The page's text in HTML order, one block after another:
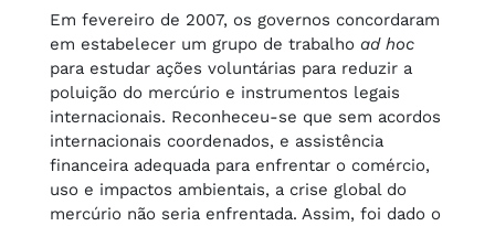
Em fevereiro de 2007, os governos concordaram
em estabelecer um grupo de trabalho ad hoc
para estudar ações voluntárias para reduzir a
poluição do mercúrio e instrumentos legais
internacionais. Reconheceu-se que sem acordos
internacionais coordenados, e assistência
financeira adequada para enfrentar o comércio,
uso e impactos ambientais, a crise global do
mercúrio não seria enfrentada. Assim, foi dado o